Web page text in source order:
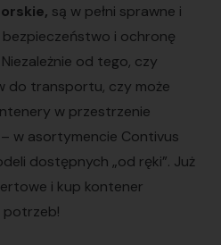
są w pełni sprawne i
i ochronę
od tego, czy
do transportu, czy może
w przestrzenie
w asortymencie Contivus
dostępnych „od ręki”. Już
i kup kontener
potrzeb!